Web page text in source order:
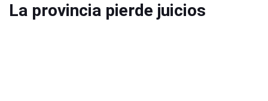
La provincia pierde juicios